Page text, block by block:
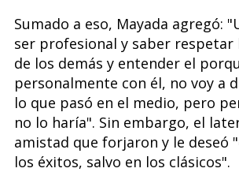
Sumado a eso, Mayada agregó:
ser profesional y saber respetar
de los demás y entender el
personalmente con él, no voy a
lo que pasó en el medio, pero
no lo haría". Sin embargo, el
amistad que forjaron y le deseó
los éxitos, salvo en los clásicos".